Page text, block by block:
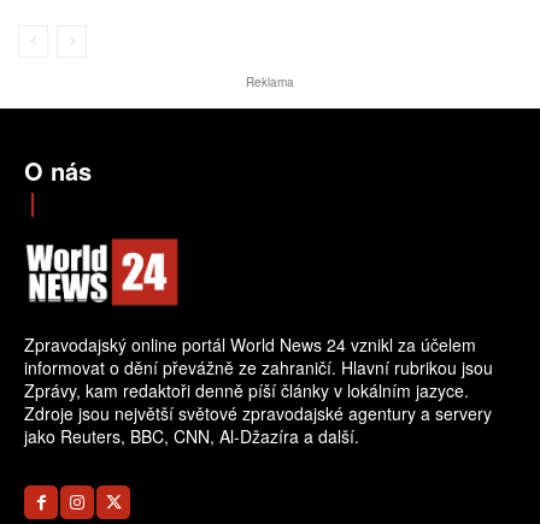
Reklama
O nás
Zpravodajský online portál World News 24 vznikl za účelem
informovat o dění převážně ze zahraničí. Hlavní rubrikou jsou
Zprávy, kam redaktoři denně píší články v lokálním jazyce.
Zdroje jsou největší světové zpravodajské agentury a servery
jako Reuters, BBC, CNN, Al-Džazíra a další.